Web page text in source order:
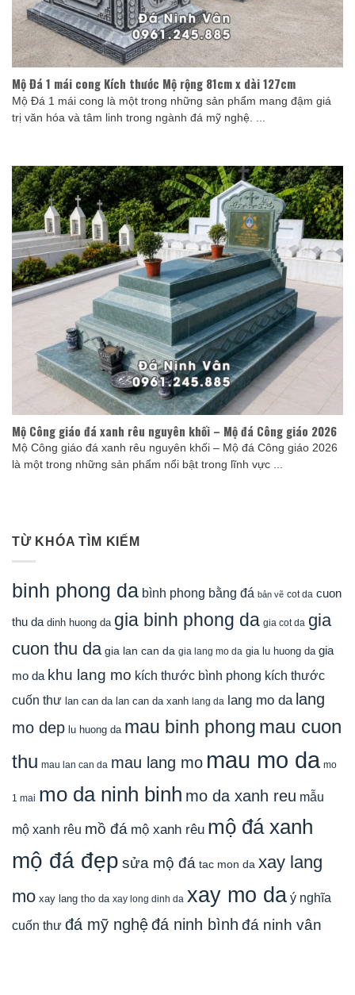
Mộ Đá 1 mái cong Kích thước Mộ rộng 81cm x dài 127cm
Mộ Đá 1 mái cong là một trong những sản phẩm mang đậm giá
trị văn hóa và tâm linh trong ngành đá mỹ nghệ. ...
Mộ Công giáo đá xanh rêu nguyên khối – Mộ đá Công giáo 2026
Mộ Công giáo đá xanh rêu nguyên khối – Mộ đá Công giáo 2026
là một trong những sản phẩm nổi bật trong lĩnh vực ...
TỪ KHÓA TÌM KIẾM
binh phong da bình phong bằng đá bản vẽ cot da cuon
thu da dinh huong da gia binh phong da gia cot da gia
cuon thu da gia lan can da gia lang mo da gia lu huong da gia
mo da khu lang mo kích thước bình phong kích thước
cuốn thư lan can da lan can da xanh lang da lang mo da lang
mo dep lu huong da mau binh phong mau cuon
thu mau lan can da mau lang mo mau mo da mo
1 mai mo da ninh binh mo da xanh reu mẫu
mộ xanh rêu mồ đá mộ xanh rêu mộ đá xanh
mộ đá đẹp sửa mộ đá tac mon da xay lang
mo xay lang tho da xay long dinh da xay mo da ý nghĩa
cuốn thư đá mỹ nghệđá ninh bình đá ninh vân